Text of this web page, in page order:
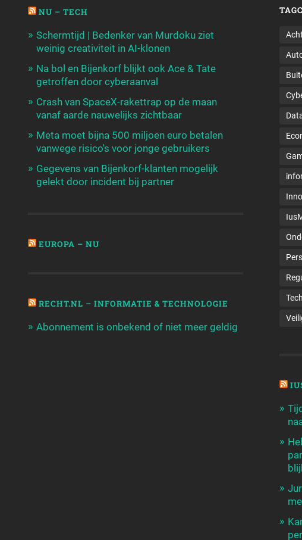
NU – TECH
Schermtijd | Bedenker van Murdoku ziet
weinig creativiteit in AI-klonen
Na bol en Bijenkorf blijkt ook Ace & Tate
getroffen door cyberaanval
Crash van SpaceX-rakettrap op de maan
vanaf aarde nauwelijks zichtbaar
Meta moet bijna 500 miljoen euro betalen
vanwege risico's voor jonge gebruikers
Gegevens van Bijenkorf-klanten mogelijk
gelekt door incident bij partner
EUROPA – NU
RECHT.NL – INFORMATIE & TECHNOLOGIE
Abonnement is onbekend of niet meer geldig
Tech